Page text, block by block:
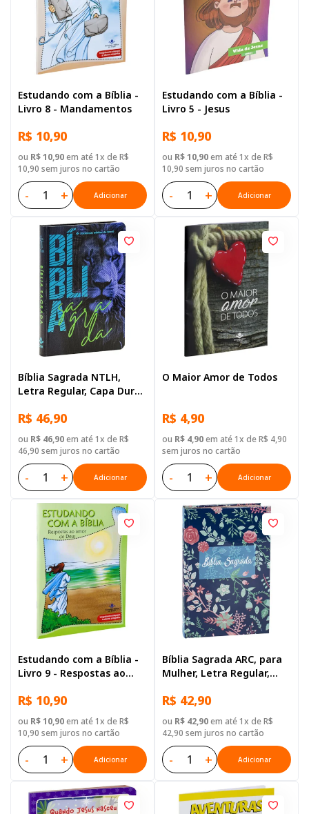
Estudando com a Bíblia -
Livro 8 - Mandamentos
R$ 10,90
ou R$ 10,90em até 1x de R$
10,90 sem juros no cartão
- + Adicionar
Estudando com a Bíblia -
Livro 5 - Jesus
R$ 10,90
ou R$ 10,90em até 1x de R$
10,90 sem juros no cartão
- + Adicionar
Bíblia Sagrada NTLH,
Letra Regular, Capa Dura
R$ 46,90
ou R$ 46,90em até 1x de R$
46,90 sem juros no cartão
- + Adicionar
O Maior Amor de Todos
R$ 4,90
ou R$ 4,90em até 1x de R$ 4,90
sem juros no cartão
- + Adicionar
Estudando com a Bíblia -
Livro 9 - Respostas ao
R$ 10,90
ou R$ 10,90em até 1x de R$
10,90 sem juros no cartão
- + Adicionar
Bíblia Sagrada ARC, para
Mulher, Letra Regular,
R$ 42,90
ou R$ 42,90em até 1x de R$
42,90 sem juros no cartão
- + Adicionar